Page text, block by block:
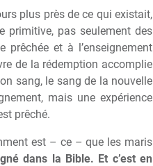
plus près de ce qui existait,
primitive, pas seulement des
prêchée et à l’enseignement
de la rédemption accomplie
sang, le sang de la nouvelle
mais une expérience
prêché.
est – ce – que les maris
dans la Bible. Et c’est en